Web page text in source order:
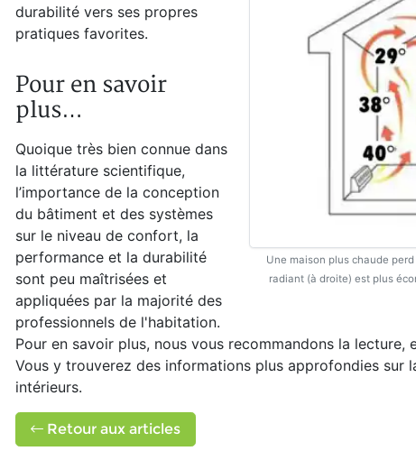
Une maison plus chaude
radiant (à droite) est plus
durabilité vers ses propres
pratiques favorites.
Pour en savoir
plus…
Quoique très bien connue dans
la littérature scientifique,
l’importance de la conception
du bâtiment et des systèmes
sur le niveau de confort, la
performance et la durabilité
sont peu maîtrisées et
appliquées par la majorité des
professionnels de l'habitation.
Pour en savoir plus, nous vous recommandons la
Vous y trouverez des informations plus approfondies sur
intérieurs.
Retour aux articles